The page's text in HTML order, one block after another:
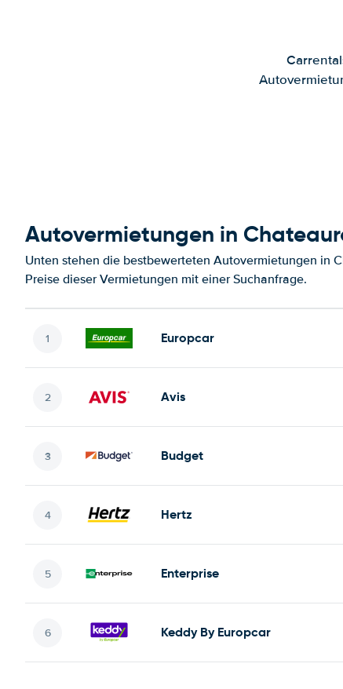
Autovermietungen in
Unten stehen die bestbewerteten Autovermietungen in
Preise dieser Vermietungen mit einer Suchanfrage.
Europcar
Avis
Budget
Hertz
Enterprise
Keddy By Europcar